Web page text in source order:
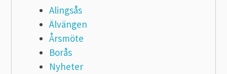
Alingsås
Älvängen
Årsmöte
Borås
Nyheter